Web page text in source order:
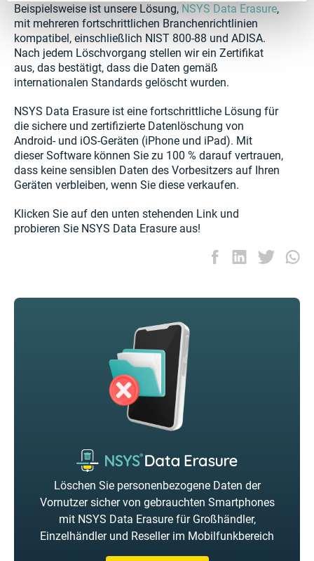
Beispielsweise ist unsere Lösung, NSYS Data Erasure,
mit mehreren fortschrittlichen Branchenrichtlinien
kompatibel, einschließlich NIST 800-88 und ADISA.
Nach jedem Löschvorgang stellen wir ein Zertifikat
aus, das bestätigt, dass die Daten gemäß
internationalen Standards gelöscht wurden.
NSYS Data Erasure ist eine fortschrittliche Lösung für
die sichere und zertifizierte Datenlöschung von
Android- und iOS-Geräten (iPhone und iPad). Mit
dieser Software können Sie zu 100 % darauf vertrauen,
dass keine sensiblen Daten des Vorbesitzers auf Ihren
Geräten verbleiben, wenn Sie diese verkaufen.
Klicken Sie auf den unten stehenden Link und
probieren Sie NSYS Data Erasure aus!
Löschen Sie personenbezogene Daten der
Vornutzer sicher von gebrauchten Smartphones
mit NSYS Data Erasure für Großhändler,
Einzelhändler und Reseller im Mobilfunkbereich